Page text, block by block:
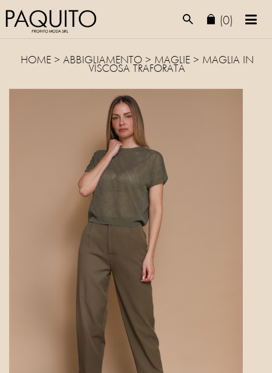
(0)
HOME > ABBIGLIAMENTO> MAGLIE> MAGLIA IN
VISCOSA TRAFORATA